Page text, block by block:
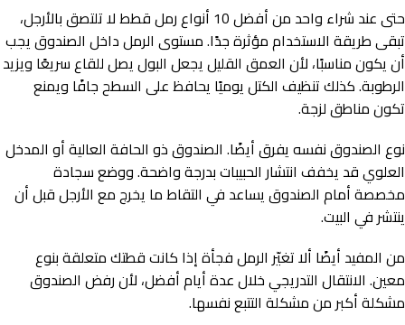
حتى عند شراء واحد من أفضل 10 أنواع رمل قطط لا تلتصق بالأرجل،
تبقى طريقة الاستخدام مؤثرة جدًا. مستوى الرمل داخل الصندوق يجب
أن يكون مناسبًا، لأن العمق القليل يجعل البول يصل للقاع سريعًا ويزيد
الرطوبة. كذلك تنظيف الكتل يوميًا يحافظ على السطح جافًا ويمنع
تكون مناطق لزجة.
نوع الصندوق نفسه يفرق أيضًا. الصندوق ذو الحافة العالية أو المدخل
العلوي قد يخفف انتشار الحبيبات بدرجة واضحة. ووضع سجادة
مخصصة أمام الصندوق يساعد في التقاط ما يخرج مع الأرجل قبل أن
ينتشر في البيت.
من المفيد أيضًا ألا تغيّر الرمل فجأة إذا كانت قطتك متعلقة بنوع
معين. الانتقال التدريجي خلال عدة أيام أفضل، لأن رفض الصندوق
مشكلة أكبر من مشكلة التتبع نفسها.